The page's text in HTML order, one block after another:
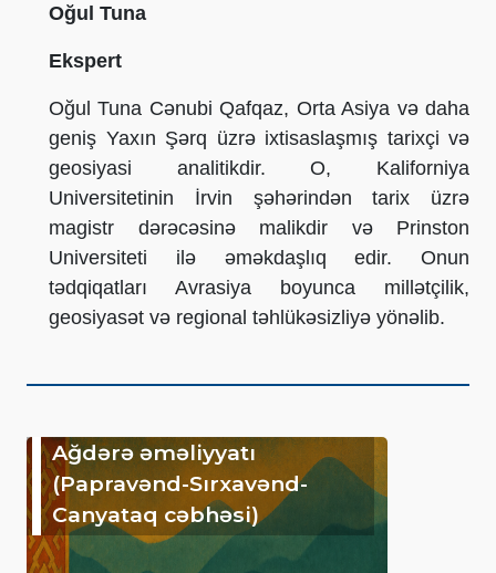
Oğul Tuna
Ekspert
Oğul Tuna Cənubi Qafqaz, Orta Asiya və daha
geniş Yaxın Şərq üzrə ixtisaslaşmış tarixçi və
geosiyasi analitikdir. O, Kaliforniya
Universitetinin İrvin şəhərindən tarix üzrə
magistr dərəcəsinə malikdir və Prinston
Universiteti ilə əməkdaşlıq edir. Onun
tədqiqatları Avrasiya boyunca millətçilik,
geosiyasət və regional təhlükəsizliyə yönəlib.
Ağdərə əməliyyatı
(Papravənd-Sırxavənd-
Canyataq cəbhəsi)